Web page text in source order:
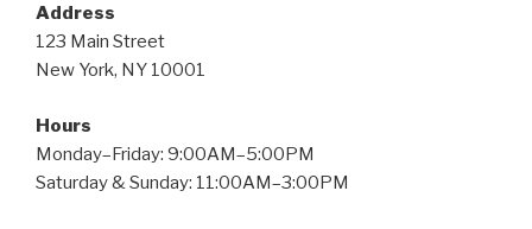
Address
123 Main Street
New York, NY 10001
Hours
Monday–Friday: 9:00AM–5:00PM
Saturday & Sunday: 11:00AM–3:00PM